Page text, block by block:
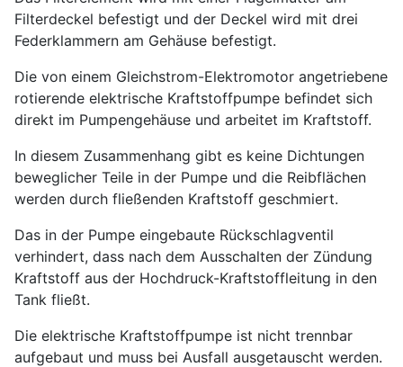
Filterdeckel befestigt und der Deckel wird mit drei
Federklammern am Gehäuse befestigt.
Die von einem Gleichstrom-Elektromotor angetriebene
rotierende elektrische Kraftstoffpumpe befindet sich
direkt im Pumpengehäuse und arbeitet im Kraftstoff.
In diesem Zusammenhang gibt es keine Dichtungen
beweglicher Teile in der Pumpe und die Reibflächen
werden durch fließenden Kraftstoff geschmiert.
Das in der Pumpe eingebaute Rückschlagventil
verhindert, dass nach dem Ausschalten der Zündung
Kraftstoff aus der Hochdruck-Kraftstoffleitung in den
Tank fließt.
Die elektrische Kraftstoffpumpe ist nicht trennbar
aufgebaut und muss bei Ausfall ausgetauscht werden.